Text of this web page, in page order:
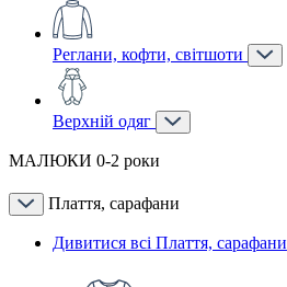
Реглани, кофти, світшоти
Верхній одяг
МАЛЮКИ 0-2 роки
Плаття, сарафани
Дивитися всі Плаття, сарафани